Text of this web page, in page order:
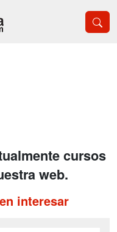
cursos
web.
interesar